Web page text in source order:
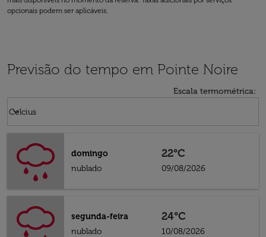
opcionais podem ser aplicáveis.
Previsão do tempo em Pointe Noire
Escala termométrica:
Celcius
keyboard_arrow_down
domingo
nublado
22°C
09/08/2026
segunda-feira
nublado
24°C
10/08/2026